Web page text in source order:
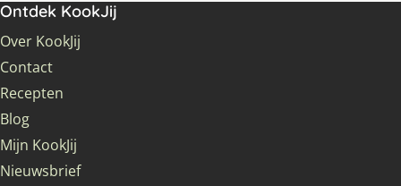
Ontdek KookJij
Over KookJij
Contact
Recepten
Blog
Mijn KookJij
Nieuwsbrief